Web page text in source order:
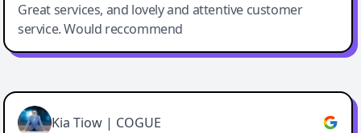
Great services, and lovely and attentive customer
service. Would reccommend
Cody Crabb
Great service, Best AI tool
Kia Tiow | COGUE